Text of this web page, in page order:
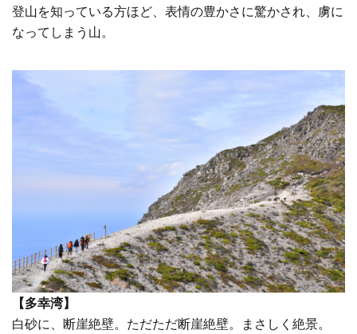
登山を知っている方ほど、表情の豊かさに驚かされ、虜に
なってしまう山。
【多幸湾】
白砂に、断崖絶壁。ただただ断崖絶壁。まさしく絶景。